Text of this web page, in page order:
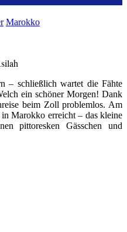
Marokko
– schließlich wartet die Fähte
ein schöner Morgen! Dank
beim Zoll problemlos. Am
Marokko erreicht – das kleine
pittoresken Gässchen und